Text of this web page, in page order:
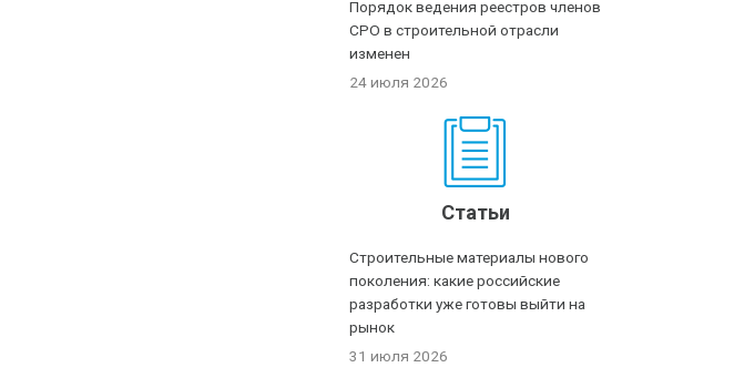
Порядок ведения реестров членов
СРО в строительной отрасли
изменен
24 июля 2026
Статьи
Строительные материалы нового
поколения: какие российские
разработки уже готовы выйти на
рынок
31 июля 2026